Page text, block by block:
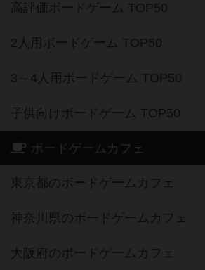
高評価ボードゲーム TOP50
2人用ボードゲーム TOP50
3～4人用ボードゲーム TOP50
子供向けボードゲーム TOP50
ボードゲームカフェ
東京都のボードゲームカフェ
神奈川県のボードゲームカフェ
大阪府のボードゲームカフェ